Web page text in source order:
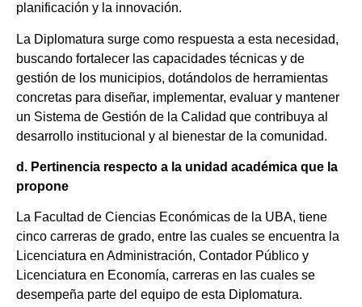
planificación y la innovación.
La Diplomatura surge como respuesta a esta necesidad,
buscando fortalecer las capacidades técnicas y de
gestión de los municipios, dotándolos de herramientas
concretas para diseñar, implementar, evaluar y mantener
un Sistema de Gestión de la Calidad que contribuya al
desarrollo institucional y al bienestar de la comunidad.
d. Pertinencia respecto a la unidad académica que la
propone
La Facultad de Ciencias Económicas de la UBA, tiene
cinco carreras de grado, entre las cuales se encuentra la
Licenciatura en Administración, Contador Público y
Licenciatura en Economía, carreras en las cuales se
desempeña parte del equipo de esta Diplomatura.